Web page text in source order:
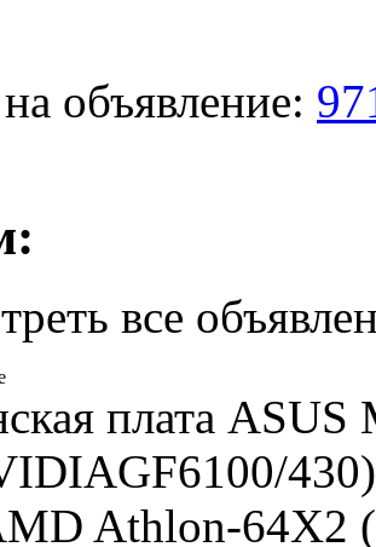
объявление:
все
плата
430)
Athlon-64X2